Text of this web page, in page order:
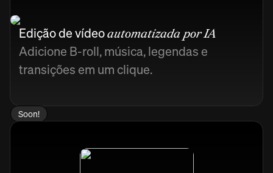
Edição de vídeoautomatizada por IA
Adicione B-roll, música, legendas e
transições em um clique.
Soon!